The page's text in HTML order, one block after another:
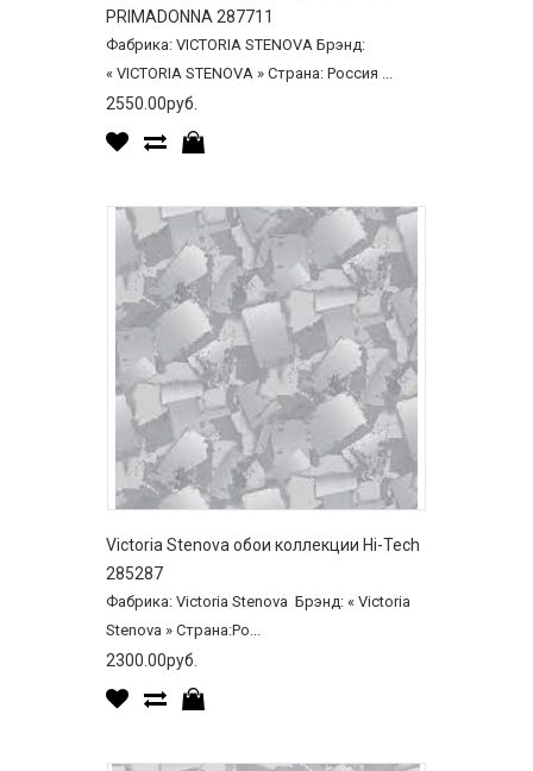
PRIMADONNA 287711
Фабрика: VICTORIA STENOVA Брэнд:
« VICTORIA STENOVA » Страна: Россия ...
2550.00руб.
Victoria Stenova обои коллекции Hi-Tech
285287
Фабрика: Victoria Stenova Брэнд: « Victoria
Stenova » Страна:Ро...
2300.00руб.